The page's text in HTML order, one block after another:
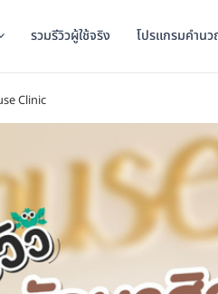
รวมรีวิวผู้ใช้จริง โปรแกรมคำน
Clinic